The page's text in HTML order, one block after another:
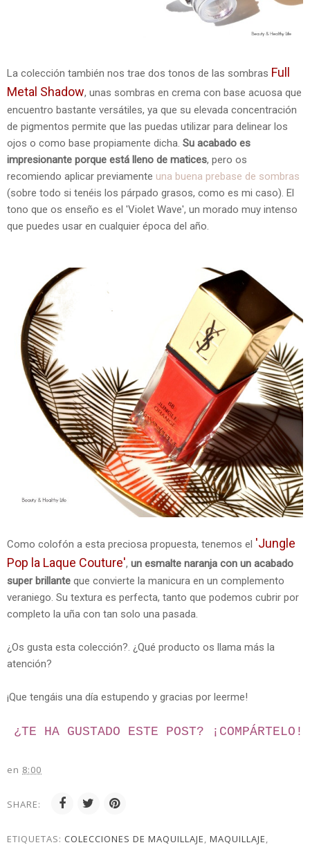
La colección también nos trae dos tonos de las sombras Full
Metal Shadow, unas sombras en crema con base acuosa que
encuentro bastante versátiles, ya que su elevada concentración
de pigmentos permite que las puedas utilizar para delinear los
ojos o como base propiamente dicha. Su acabado es
impresionante porque está lleno de matices, pero os
recomiendo aplicar previamente una buena prebase de sombras
(sobre todo si tenéis los párpado grasos, como es mi caso). El
tono que os enseño es el 'Violet Wave', un morado muy intenso
que puedes usar en cualquier época del año.
Como colofón a esta preciosa propuesta, tenemos el 'Jungle
Pop la Laque Couture', un esmalte naranja con un acabado
super brillante que convierte la manicura en un complemento
veraniego. Su textura es perfecta, tanto que podemos cubrir por
completo la uña con tan solo una pasada.
¿Os gusta esta colección?. ¿Qué producto os llama más la
atención?
¡Que tengáis una día estupendo y gracias por leerme!
¿TE HA GUSTADO ESTE POST? ¡ COMPÁRTELO!
en 8:00
SHARE:
ETIQUETAS: COLECCIONES DE MAQUILLAJE, MAQUILLAJE,